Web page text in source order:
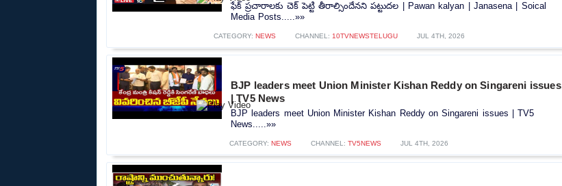
ఫేక్ ప్రచారాలకు చెక్ పెట్టి తీరాల్సిందేనని పట్టుదల | Pawan kalyan | Janasena | Soical
Media Posts.....»»
CATEGORY: NEWS CHANNEL: 10TVNEWSTELUGU JUL 4TH, 2026
BJP leaders meet Union Minister Kishan Reddy on Singareni issues
| TV5 News
BJP leaders meet Union Minister Kishan Reddy on Singareni issues | TV5
News.....»»
CATEGORY: NEWS CHANNEL: TV5NEWS JUL 4TH, 2026